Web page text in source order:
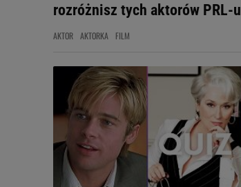
rozróżnisz tych aktorów PRL-u
AKTOR AKTORKA FILM